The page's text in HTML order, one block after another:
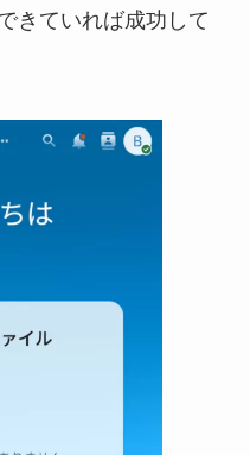
きていれば成功して